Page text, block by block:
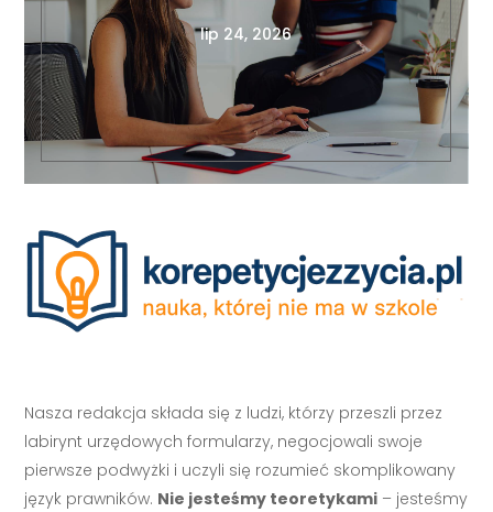
lip 24, 2026
Nasza redakcja składa się z ludzi, którzy przeszli przez
labirynt urzędowych formularzy, negocjowali swoje
pierwsze podwyżki i uczyli się rozumieć skomplikowany
język prawników. Nie jesteśmy teoretykami – jesteśmy